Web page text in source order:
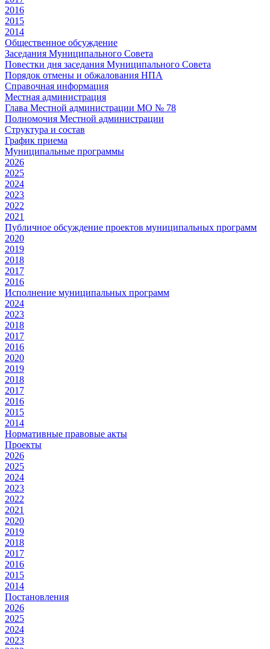
2016
2015
2014
Общественное обсуждение
Заседания Муниципального Совета
Повестки дня заседания Муниципального Совета
Порядок отмены и обжалования НПА
Справочная информация
Местная администрация
Глава Местной администрации МО № 78
Полномочия Местной администрации
Cтруктура и состав
График приема
Муниципальные программы
2026
2025
2024
2023
2022
2021
Публичное обсуждение проектов муниципальных программ
2020
2019
2018
2017
2016
Исполнение муниципальных программ
2024
2023
2018
2017
2016
2020
2019
2018
2017
2016
2015
2014
Нормативные правовые акты
Проекты
2026
2025
2024
2023
2022
2021
2020
2019
2018
2017
2016
2015
2014
Постановления
2026
2025
2024
2023